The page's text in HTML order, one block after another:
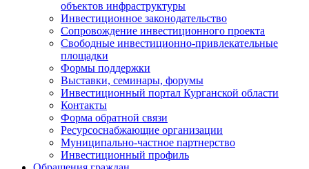
объектов инфраструктуры
Инвестиционное законодательство
Сопровождение инвестиционного проекта
Свободные инвестиционно-привлекательные
площадки
Формы поддержки
Выставки, семинары, форумы
Инвестиционный портал Курганской области
Контакты
Форма обратной связи
Ресурсоснабжающие организации
Муниципально-частное партнерство
Инвестиционный профиль